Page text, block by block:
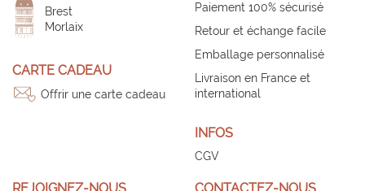
Brest
Morlaix
CARTE CADEAU
Offrir une carte cadeau
Paiement 100% sécurisé
Retour et échange facile
Emballage personnalisé
Livraison en France et
international
INFOS
CGV